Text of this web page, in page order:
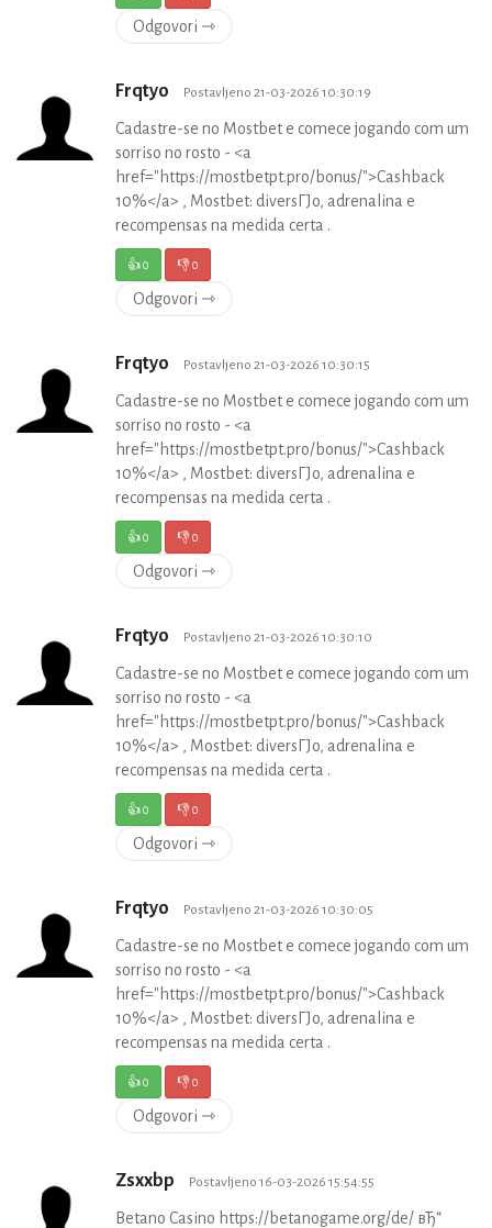
Odgovori ⇾
Frqtyo Postavljeno 21-03-2026 10:30:19
Cadastre-se no Mostbet e comece jogando com um
sorriso no rosto - <a
href="https://mostbetpt.pro/bonus/">Cashback
10%</a> , Mostbet: diversГЈo, adrenalina e
recompensas na medida certa .
👍0 👎0
Odgovori ⇾
Frqtyo Postavljeno 21-03-2026 10:30:15
Cadastre-se no Mostbet e comece jogando com um
sorriso no rosto - <a
href="https://mostbetpt.pro/bonus/">Cashback
10%</a> , Mostbet: diversГЈo, adrenalina e
recompensas na medida certa .
👍0 👎0
Odgovori ⇾
Frqtyo Postavljeno 21-03-2026 10:30:10
Cadastre-se no Mostbet e comece jogando com um
sorriso no rosto - <a
href="https://mostbetpt.pro/bonus/">Cashback
10%</a> , Mostbet: diversГЈo, adrenalina e
recompensas na medida certa .
👍0 👎0
Odgovori ⇾
Frqtyo Postavljeno 21-03-2026 10:30:05
Cadastre-se no Mostbet e comece jogando com um
sorriso no rosto - <a
href="https://mostbetpt.pro/bonus/">Cashback
10%</a> , Mostbet: diversГЈo, adrenalina e
recompensas na medida certa .
👍0 👎0
Odgovori ⇾
Zsxxbp Postavljeno 16-03-2026 15:54:55
Betano Casino https://betanogame.org/de/ вЂ“